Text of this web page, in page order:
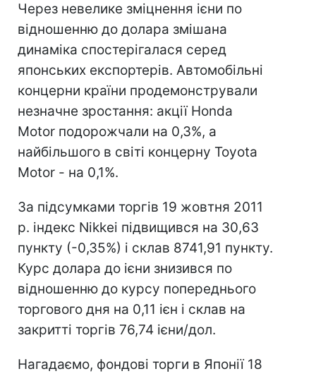
Через невелике зміцнення ієни по
відношенню до долара змішана
динаміка спостерігалася серед
японських експортерів. Автомобільні
концерни країни продемонстрували
незначне зростання: акції Honda
Motor подорожчали на 0,3%, а
найбільшого в світі концерну Toyota
Motor - на 0,1%.
За підсумками торгів 19 жовтня 2011
р. індекс Nikkei підвищився на 30,63
пункту (-0,35%) і склав 8741,91 пункту.
Курс долара до ієни знизився по
відношенню до курсу попереднього
торгового дня на 0,11 ієн і склав на
закритті торгів 76,74 ієни/дол.
Нагадаємо, фондові торги в Японії 18